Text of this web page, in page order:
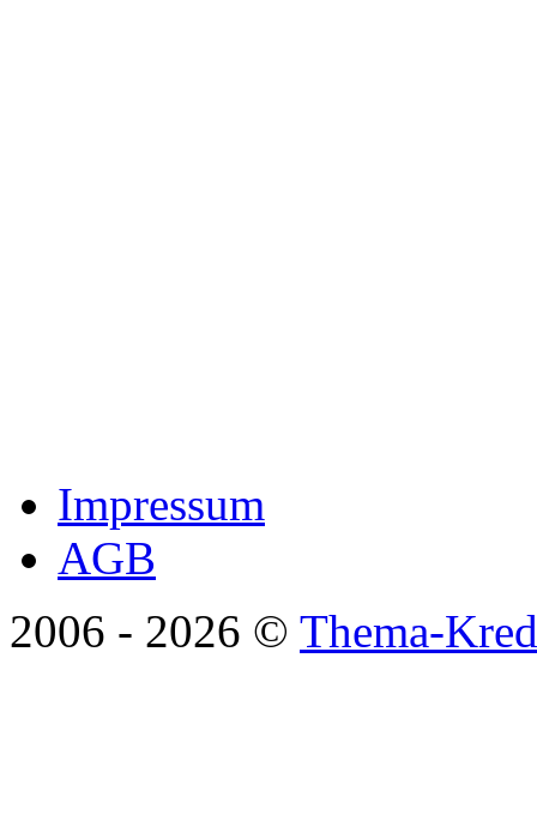
Impressum
AGB
2006 - 2026 © Thema-